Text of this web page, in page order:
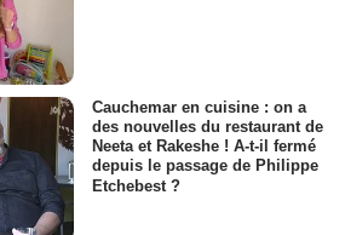
Cauchemar en cuisine : on a
des nouvelles du restaurant de
Neeta et Rakeshe ! A-t-il fermé
depuis le passage de Philippe
Etchebest ?